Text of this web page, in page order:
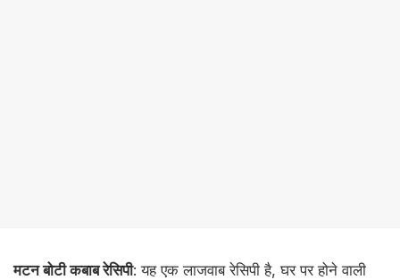
मटन बोटी कबाब रेसिपी: यह एक लाजवाब रेसिपी है, घर पर होने वाली